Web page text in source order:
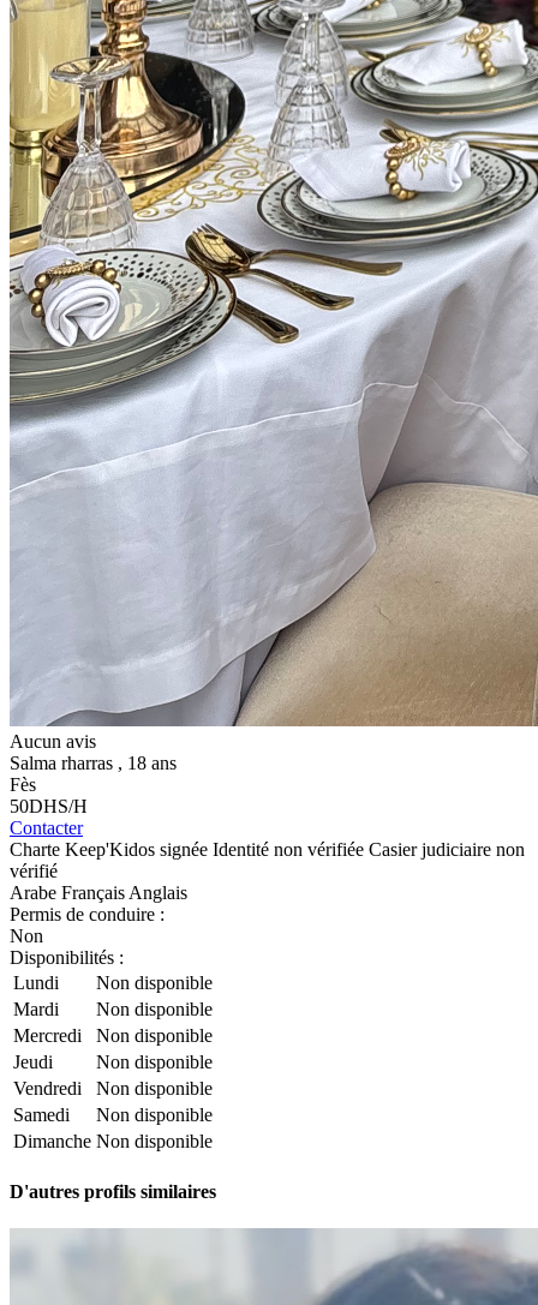
Aucun avis
Salma rharras , 18 ans
Fès
50DHS/H
Contacter
Charte Keep'Kidos signée Identité non vérifiée Casier judiciaire non
vérifié
Arabe Français Anglais
Permis de conduire :
Non
Disponibilités :
Lundi
Non disponible
Mardi
Non disponible
Mercredi
Non disponible
Jeudi
Non disponible
Vendredi
Non disponible
Samedi
Non disponible
Dimanche Non disponible
D'autres profils similaires